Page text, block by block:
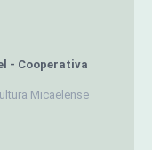
- Cooperativa
Micaelense